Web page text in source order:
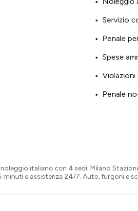
Servizio
Penale
Spese
Penale
italiano con 4 sedi: Milano
minuti e assistenza 24/7. Auto, furgoni e